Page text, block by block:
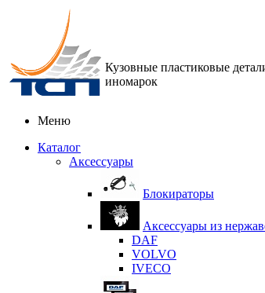
Кузовные пластиковые
иномарок
Меню
Каталог
Аксессуары
Блокираторы
Аксессуары из
DAF
VOLVO
IVECO